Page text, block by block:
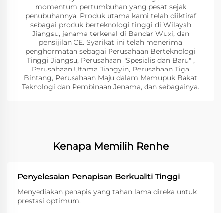
momentum pertumbuhan yang pesat sejak
penubuhannya. Produk utama kami telah diiktiraf
sebagai produk berteknologi tinggi di Wilayah
Jiangsu, jenama terkenal di Bandar Wuxi, dan
pensijilan CE. Syarikat ini telah menerima
penghormatan sebagai Perusahaan Berteknologi
Tinggi Jiangsu, Perusahaan "Spesialis dan Baru" ,
Perusahaan Utama Jiangyin, Perusahaan Tiga
Bintang, Perusahaan Maju dalam Memupuk Bakat
Teknologi dan Pembinaan Jenama, dan sebagainya.
Kenapa Memilih Renhe
Penyelesaian Penapisan Berkualiti Tinggi
Menyediakan penapis yang tahan lama direka untuk
prestasi optimum.